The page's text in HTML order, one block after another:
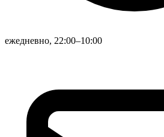
ежедневно, 22:00–10:00